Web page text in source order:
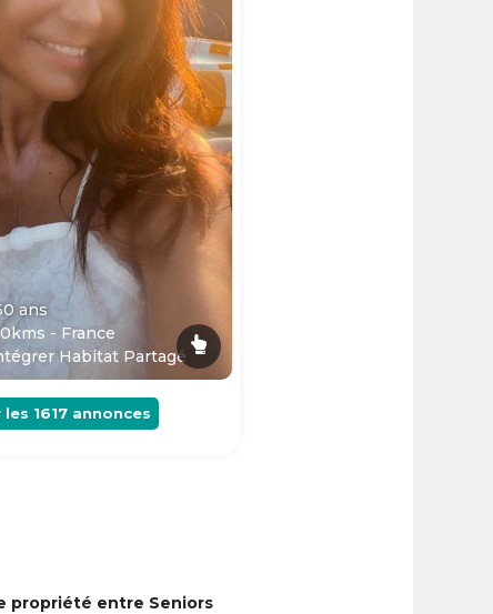
ans
- France
Habitat Partagé
les 1617 annonces
propriété entre Seniors